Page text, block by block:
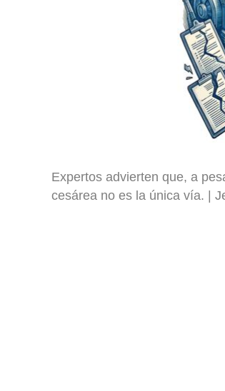
Expertos advierten que, a
cesárea no es la única vía.